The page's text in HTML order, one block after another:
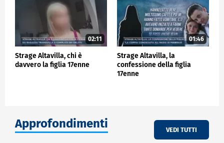
02:11
Strage Altavilla, chi è
davvero la figlia 17enne
01:46
Strage Altavilla, la
confessione della figlia
17enne
Approfondimenti VEDI TUTTI